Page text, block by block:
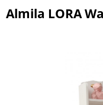
Almila LORA